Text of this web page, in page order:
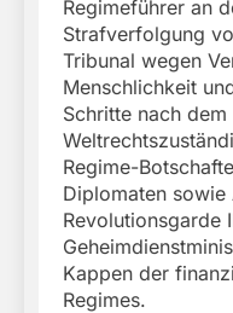
Regimeführer an
Strafverfolgung
Tribunal wegen
Menschlichkeit
Schritte nach
Regime-
Diplomaten sowie
Revolutionsgarde
Kappen der
Regimes.